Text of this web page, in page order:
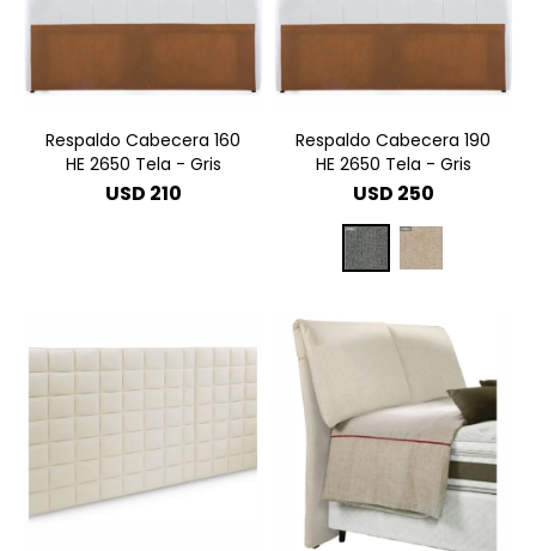
Respaldo Cabecera 160
HE 2650 Tela - Gris
USD 210
Respaldo Cabecera 190
HE 2650 Tela - Gris
USD 250